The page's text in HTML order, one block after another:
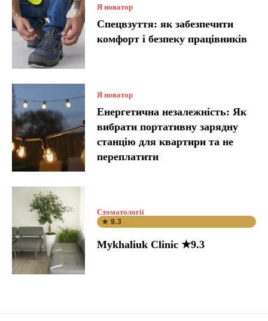
Я новатор
Спецвзуття: як забезпечити
комфорт і безпеку працівників
Я новатор
Енергетична незалежність: Як
вибрати портативну зарядну
станцію для квартири та не
переплатити
Стоматології
★ 9.3
Mykhaliuk Clinic ★9.3